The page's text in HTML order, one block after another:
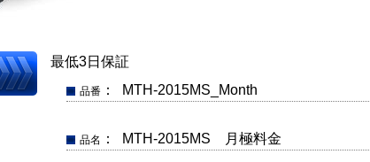
最低3日保証
品番： MTH-2015MS_Month
品名 ： MTH-2015MS 月極料金